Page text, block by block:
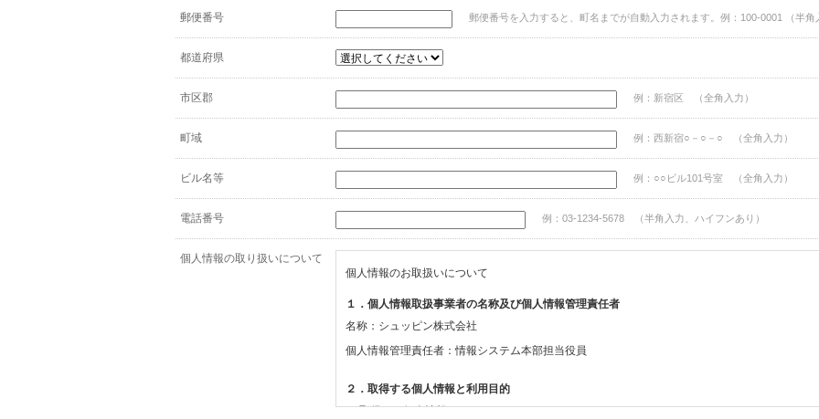
郵便番号 郵便番号を入力すると、町名までが自動入力されます。例：100-0001 （半角
都道府県
市区郡 例：新宿区 （全角入力）
町域 例：西新宿○－○－○ （全角入力）
ビル名等 例：○○ビル101号室 （全角入力）
電話番号 例：03-1234-5678 （半角入力、ハイフンあり）
個人情報の取り扱いについて
個人情報のお取扱いについて
１．個人情報取扱事業者の名称及び個人情報管理責任者
名称：シュッピン株式会社
個人情報管理責任者：情報システム本部担当役員
２．取得する個人情報と利用目的
(1)取得する個人情報